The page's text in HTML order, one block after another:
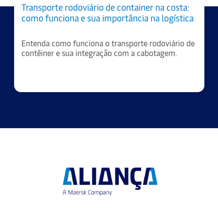
Transporte rodoviário de container na costa:
como funciona e sua importância na logística
Entenda como funciona o transporte rodoviário de
contêiner e sua integração com a cabotagem.